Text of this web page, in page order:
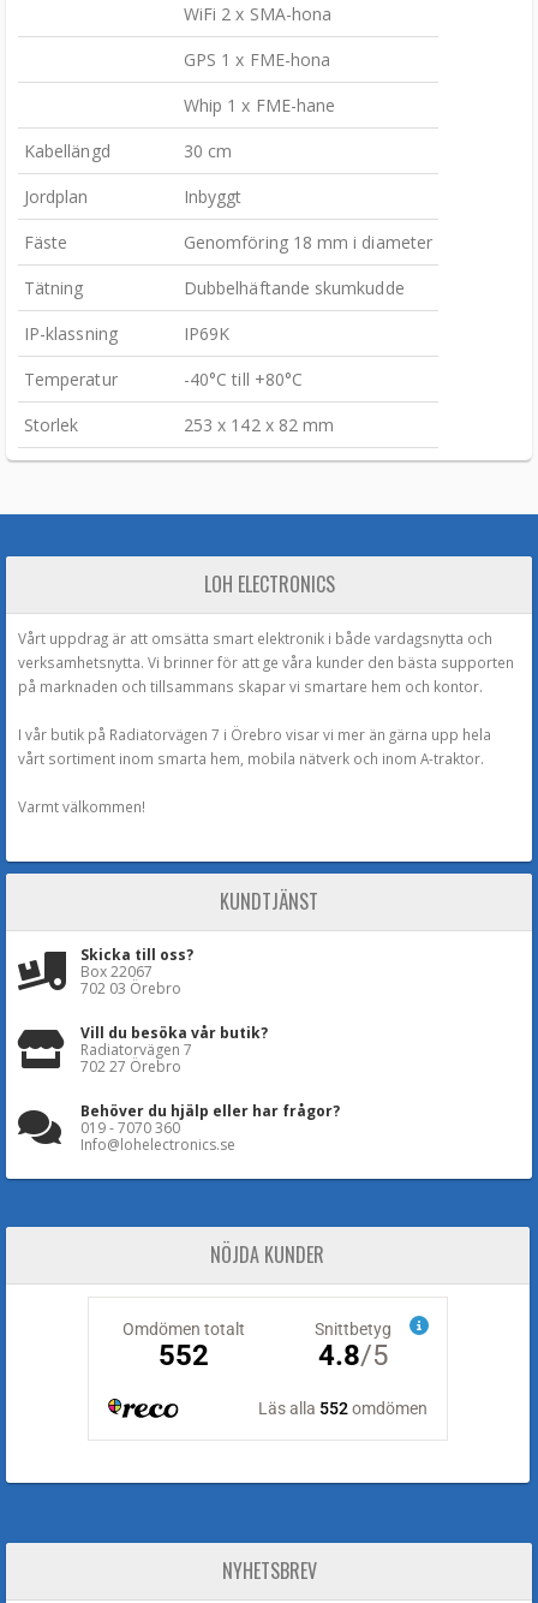
WiFi 2 x SMA-hona
GPS 1 x FME-hona
Whip 1 x FME-hane
Kabellängd
30 cm
Jordplan
Inbyggt
Fäste
Genomföring 18 mm i diameter
Tätning
Dubbelhäftande skumkudde
IP-klassning
IP69K
Temperatur
-40°C till +80°C
Storlek
253 x 142 x 82 mm
LOH ELECTRONICS
Vårt uppdrag är att omsätta smart elektronik i både vardagsnytta och
verksamhetsnytta. Vi brinner för att ge våra kunder den bästa supporten
på marknaden och tillsammans skapar vi smartare hem och kontor.
I vår butik på Radiatorvägen 7 i Örebro visar vi mer än gärna upp hela
vårt sortiment inom smarta hem, mobila nätverk och inom A-traktor.
Varmt välkommen!
KUNDTJÄNST
Skicka till oss?
Box 22067
702 03 Örebro
Vill du besöka vår butik?
Radiatorvägen 7
702 27 Örebro
Behöver du hjälp eller har frågor?
019 - 7070 360
Info@lohelectronics.se
NÖJDA KUNDER
NYHETSBREV